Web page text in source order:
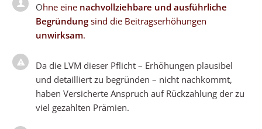
Ohne eine nachvollziehbare und ausführliche
Begründung sind die Beitragserhöhungen
unwirksam.
Da die LVM dieser Pflicht – Erhöhungen plausibel
und detailliert zu begründen – nicht nachkommt,
haben Versicherte Anspruch auf Rückzahlung der zu
viel gezahlten Prämien.